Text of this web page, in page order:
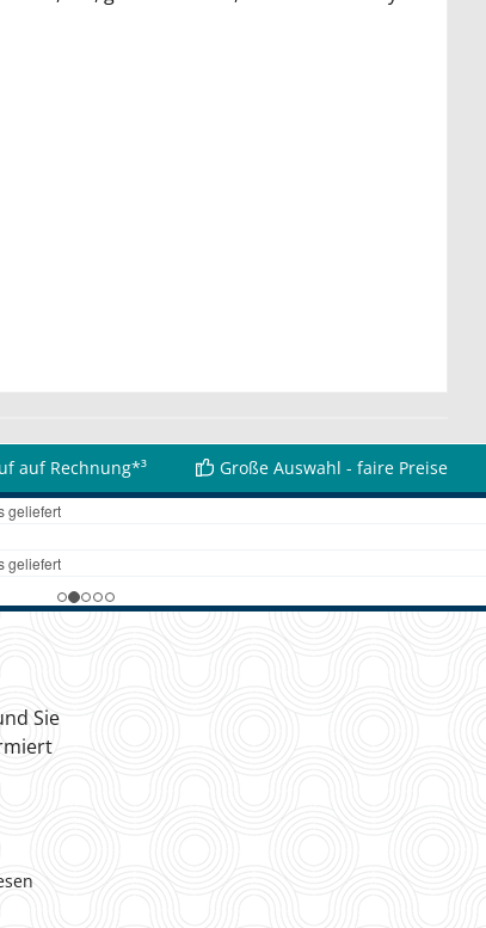
auf Rechnung*³ Große Auswahl - faire Preise
Sie